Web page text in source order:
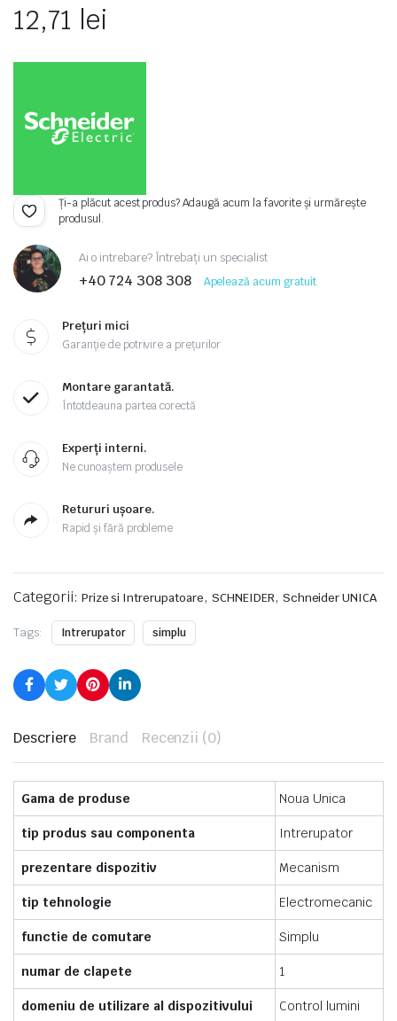
12,71 lei
Ți-a plăcut acest produs? Adaugă acum la favorite și urmărește
produsul.
Ai o intrebare? Întrebați un specialist
+40 724 308 308 Apelează acum gratuit
Prețuri mici
Garanție de potrivire a prețurilor
Montare garantată.
Întotdeauna partea corectă
Experți interni.
Ne cunoaștem produsele
Retururi ușoare.
Rapid și fără probleme
Categorii: Prize si Intrerupatoare, SCHNEIDER, Schneider UNICA
Tags: Intrerupator simplu
Descriere Brand Recenzii (0)
Gama de produse Noua Unica
tip produs sau componenta Intrerupator
prezentare dispozitiv Mecanism
tip tehnologie Electromecanic
functie de comutare Simplu
numar de clapete 1
domeniu de utilizare al dispozitivului Control lumini